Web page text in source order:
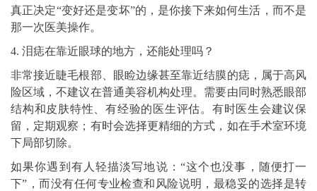
真正决定“变好还是变坏”的，是你接下来如何生活，而不是
那一次医美操作。
4. 泪痣在靠近眼球的地方，还能处理吗？
非常接近睫毛根部、眼睑边缘甚至靠近结膜的痣，属于高风
险区域，不建议在普通美容机构处理。需要由同时熟悉眼部
结构和皮肤特性、有经验的医生评估。有时医生会建议保
留，定期观察；有时会选择更精细的方式，如在手术室环境
下局部切除。
如果你遇到有人轻描淡写地说：“这个也没事，随便打一
下”，而没有任何专业检查和风险说明，最稳妥的选择是转